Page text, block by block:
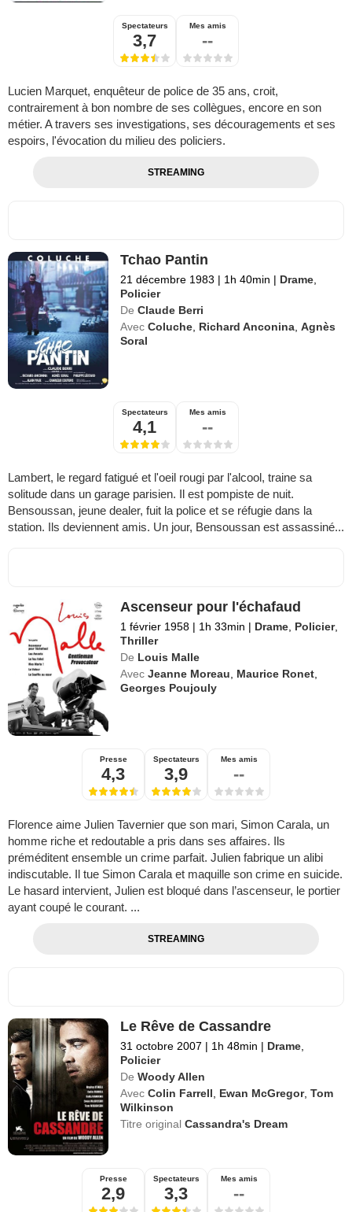
Spectateurs
3,7
Mes amis
--
Lucien Marquet, enquêteur de police de 35 ans, croit,
contrairement à bon nombre de ses collègues, encore en son
métier. A travers ses investigations, ses découragements et ses
espoirs, l'évocation du milieu des policiers.
STREAMING
Tchao Pantin
21 décembre 1983 | 1h 40min | Drame,
Policier
De Claude Berri
Avec Coluche, Richard Anconina,Agnès
Soral
Spectateurs
4,1
Mes amis
--
Lambert, le regard fatigué et l'oeil rougi par l'alcool, traine sa
solitude dans un garage parisien. Il est pompiste de nuit.
Bensoussan, jeune dealer, fuit la police et se réfugie dans la
station. Ils deviennent amis. Un jour, Bensoussan est assassiné...
Ascenseur pour l'échafaud
1 février 1958 | 1h 33min | Drame Policier,
Thriller
De Louis Malle
Avec Jeanne Moreau Maurice Ronet
Georges Poujouly
Presse
4,3
Spectateurs
3,9
Mes amis
--
Florence aime Julien Tavernier que son mari, Simon Carala, un
homme riche et redoutable a pris dans ses affaires. Ils
préméditent ensemble un crime parfait. Julien fabrique un alibi
indiscutable. Il tue Simon Carala et maquille son crime en suicide.
Le hasard intervient, Julien est bloqué dans l’ascenseur, le portier
ayant coupé le courant. ...
STREAMING
Le Rêve de Cassandre
31 octobre 2007 | 1h 48min | Drame
Policier
De Woody Allen
Avec Colin Farrell Ewan McGregor,Tom
Wilkinson
Titre originalCassandra's Dream
Presse
2,9
Spectateurs
3,3
Mes amis
--